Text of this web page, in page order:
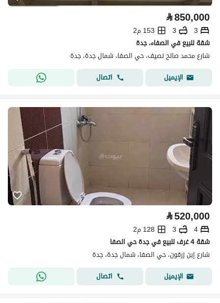
⃁850,000
3
3
153 م2
شقة للبيع في الصفاء، جدة
شارع محمد صالح نصيف، حي الصفا، شمال جدة، جدة
الإيميل
اتصال
⃁520,000
4
3
128 م2
شقة 4 غرف للبيع في جدة حي الصفا
شارع إبن زرقون، حي الصفا، شمال جدة، جدة
الإيميل
اتصال